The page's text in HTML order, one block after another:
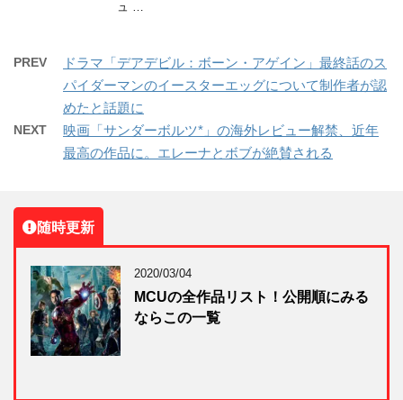
ュ …
PREV
ドラマ「デアデビル：ボーン・アゲイン」最終話のス
パイダーマンのイースターエッグについて制作者が認
めたと話題に
NEXT
映画「サンダーボルツ*」の海外レビュー解禁、近年
最高の作品に。エレーナとボブが絶賛される
随時更新
2020/03/04
MCUの全作品リスト！公開順にみる
ならこの一覧